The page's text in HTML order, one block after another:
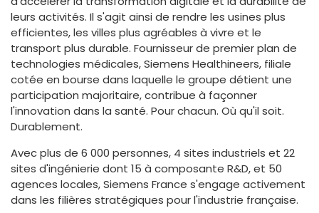
leurs activités. Il s'agit ainsi de rendre les usines plus
efficientes, les villes plus agréables à vivre et le
transport plus durable. Fournisseur de premier plan de
technologies médicales, Siemens Healthineers, filiale
cotée en bourse dans laquelle le groupe détient une
participation majoritaire, contribue à façonner
l'innovation dans la santé. Pour chacun. Où qu'il soit.
Durablement.
Avec plus de 6 000 personnes, 4 sites industriels et 22
sites d'ingénierie dont 15 à composante R&D, et 50
agences locales, Siemens France s'engage activement
dans les filières stratégiques pour l'industrie française.